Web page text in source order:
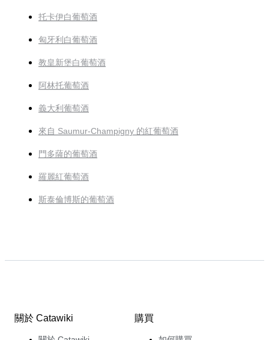
托卡伊白葡萄酒
匈牙利白葡萄酒
教皇新堡白葡萄酒
阿林托葡萄酒
義大利葡萄酒
來自 Saumur-Champigny 的紅葡萄酒
門多薩的葡萄酒
羅麗紅葡萄酒
斯泰倫博斯的葡萄酒
關於 Catawiki 購買